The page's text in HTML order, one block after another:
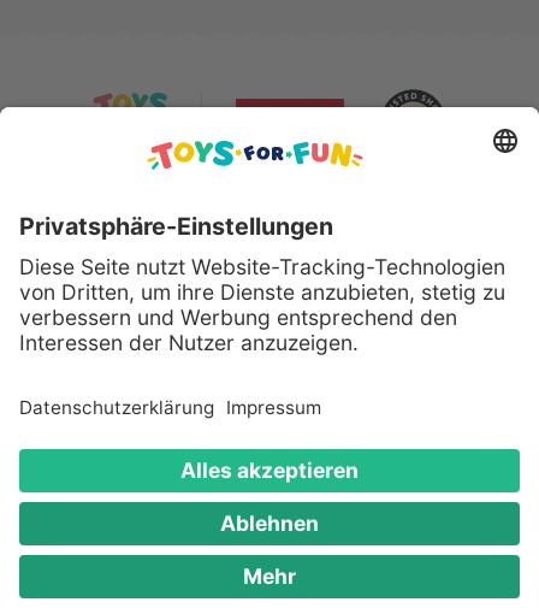
Sicher bezahlen mit:
Alle genannten Produkte und Logos sind eingetragene
Warenzeichen der jeweiligen Hersteller.
Copyright © 2008 - 2026 Toys for Fun GmbH - Alle
Rechte vorbehalten